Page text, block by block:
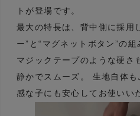
トが登場です。
最大の特長は、背中側に採用
ー”と“マグネットボタン”の組
マジックテープのような硬さ
静かでスムーズ。 生地自体
感な子にも安心してお使いい